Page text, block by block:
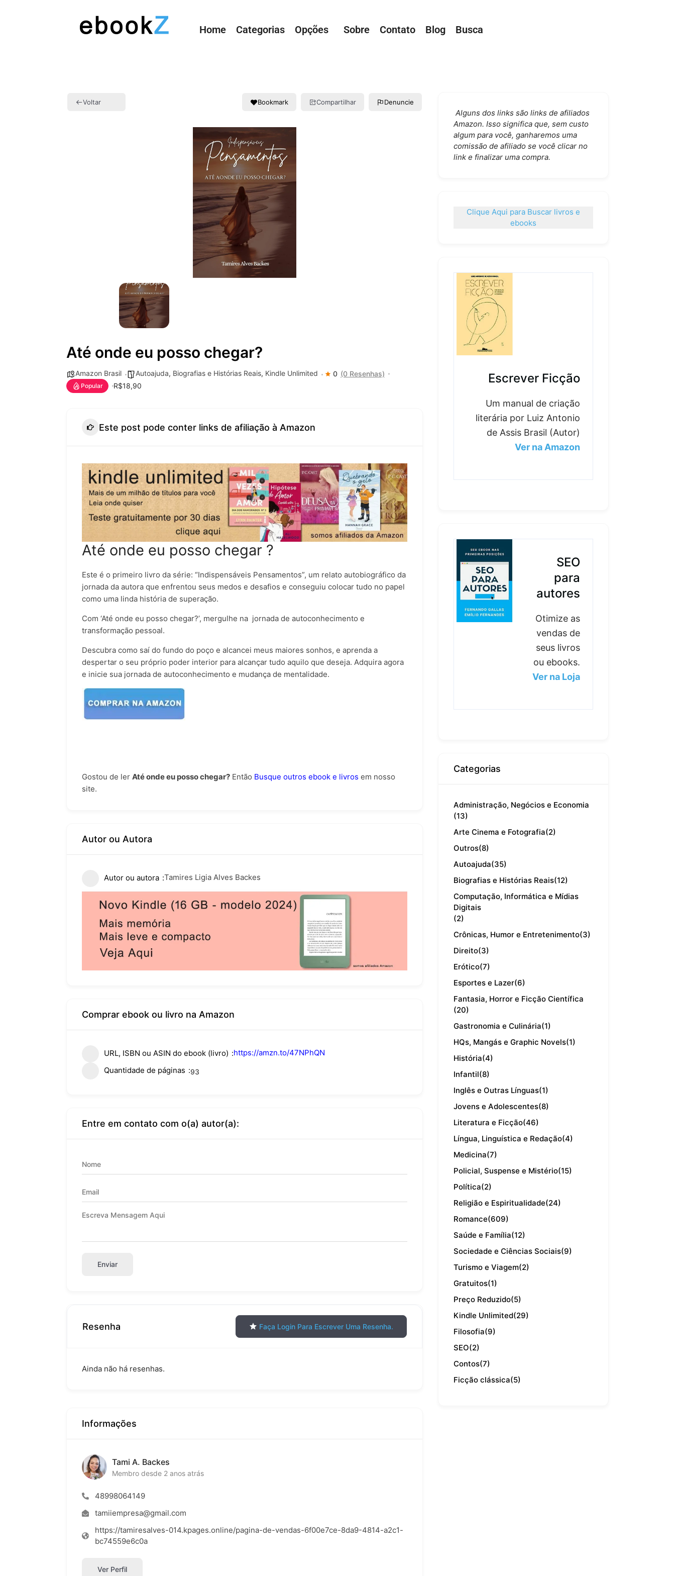
Home Categorias Opções Sobre Contato Blog Busca
Voltar Bookmark Compartilhar Denuncie
Até onde eu posso chegar?
Amazon Brasil Autoajuda, Biografias e Histórias Reais, Kindle Unlimited 0 (0 Resenhas)
Popular R$18,90
Este post pode conter links de afiliação à Amazon
Até onde eu posso chegar ?
Este é o primeiro livro da série: “Indispensáveis Pensamentos”, um relato autobiográfico da
jornada da autora que enfrentou seus medos e desafios e conseguiu colocar tudo no papel
como uma linda história de superação.
Com ‘Até onde eu posso chegar?’, mergulhe na jornada de autoconhecimento e
transformação pessoal.
Descubra como saí do fundo do poço e alcancei meus maiores sonhos, e aprenda a
despertar o seu próprio poder interior para alcançar tudo aquilo que deseja. Adquira agora
e inicie sua jornada de autoconhecimento e mudança de mentalidade.
Gostou de ler Até onde eu posso chegar? Então Busque outros ebook e livros em nosso
site.
Autor ou Autora
Autor ou autora Tamires Ligia Alves Backes
Comprar ebook ou livro na Amazon
URL, ISBN ou ASIN do ebook (livro)
https://amzn.to/47NPhQN
Quantidade de páginas
93
Entre em contato com o(a) autor(a):
Enviar
Resenha Faça Login Para Escrever Uma Resenha.
Ainda não há resenhas.
Informações
Tami A. Backes
Membro desde 2 anos atrás
48998064149
tamiiempresa@gmail.com
https://tamiresalves-014.kpages.online/pagina-de-vendas-6f00e7ce-8da9-4814-a2c1-
bc74559e6c0a
Ver Perfil
Alguns dos links são links de afiliados
Amazon. Isso significa que, sem custo
algum para você, ganharemos uma
comissão de afiliado se você clicar no
link e finalizar uma compra.
Clique Aqui para Buscar livros e
ebooks
Escrever Ficção
Um manual de criação
literária por Luiz Antonio
de Assis Brasil (Autor)
Ver na Amazon
SEO
para
autores
Otimize as
vendas de
seus livros
ou ebooks.
Ver na Loja
Categorias
Administração, Negócios e Economia
(13)
Arte Cinema e Fotografia(2)
Outros(8)
Autoajuda(35)
Biografias e Histórias Reais(12)
Computação, Informática e Mídias
Digitais
(2)
Crônicas, Humor e Entretenimento(3)
Direito(3)
Erótico(7)
Esportes e Lazer(6)
Fantasia, Horror e Ficção Científica
(20)
Gastronomia e Culinária(1)
HQs, Mangás e Graphic Novels(1)
História(4)
Infantil(8)
Inglês e Outras Línguas(1)
Jovens e Adolescentes(8)
Literatura e Ficção(46)
Língua, Linguística e Redação(4)
Medicina(7)
Policial, Suspense e Mistério(15)
Política(2)
Religião e Espiritualidade(24)
Romance(609)
Saúde e Família(12)
Sociedade e Ciências Sociais(9)
Turismo e Viagem(2)
Gratuitos(1)
Preço Reduzido(5)
Kindle Unlimited(29)
Filosofia(9)
SEO(2)
Contos(7)
Ficção clássica(5)